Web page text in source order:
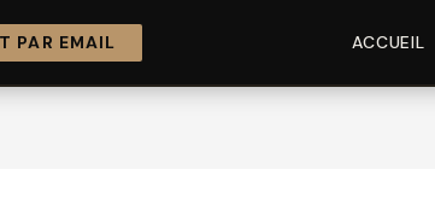
PAR EMAIL ACCUEIL